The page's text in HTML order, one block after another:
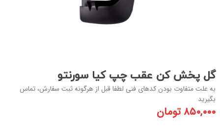
گل پخش کن عقب چپ کیا سورنتو
به علت متفاوت بودن کدهای فنی لطفا قبل از هرگونه ثبت سفارش، تماس
بگیرید
۸۵۰,۰۰۰ تومان